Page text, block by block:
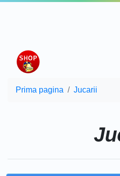
Prima pagina Jucarii